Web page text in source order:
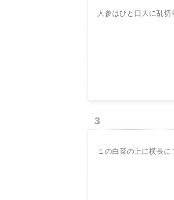
人参はひと口大に乱
3
１の白菜の上に横長